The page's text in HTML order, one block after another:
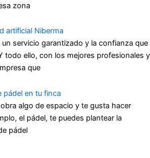
zona
artificial Niberma
servicio garantizado y la confianza que
todo ello, con los mejores profesionales y
que
pádel en tu finca
algo de espacio y te gusta hacer
el pádel, te puedes plantear la
pádel